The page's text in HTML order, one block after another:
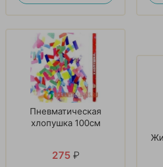
Пневматическая
хлопушка 100см
275 ₽